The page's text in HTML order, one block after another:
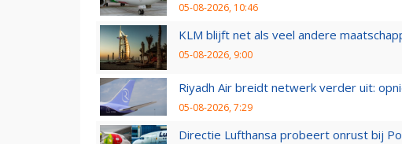
05-08-2026, 10:46
KLM blijft net als veel andere
05-08-2026, 9:00
Riyadh Air breidt netwerk verder uit:
05-08-2026, 7:29
Directie Lufthansa probeert onrust bij